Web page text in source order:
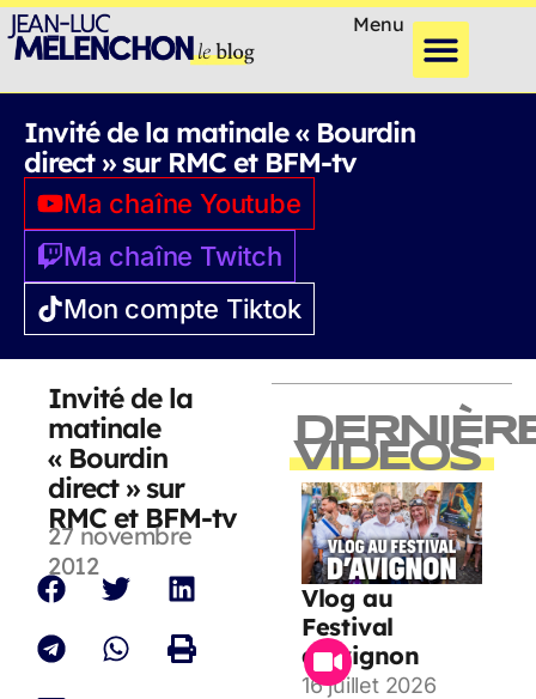
Menu
Invité de la matinale « Bourdin
direct » sur RMC et BFM-tv
Ma chaîne Youtube
Ma chaîne Twitch
Mon compte Tiktok
Invité de la
matinale
« Bourdin
direct » sur
RMC et BFM-tv
27 novembre
2012
VIDEOS
Vlog au
Festival
d’Avignon
16 juillet 2026